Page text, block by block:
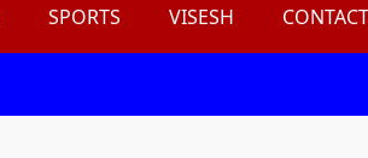
SPORTS VISESH